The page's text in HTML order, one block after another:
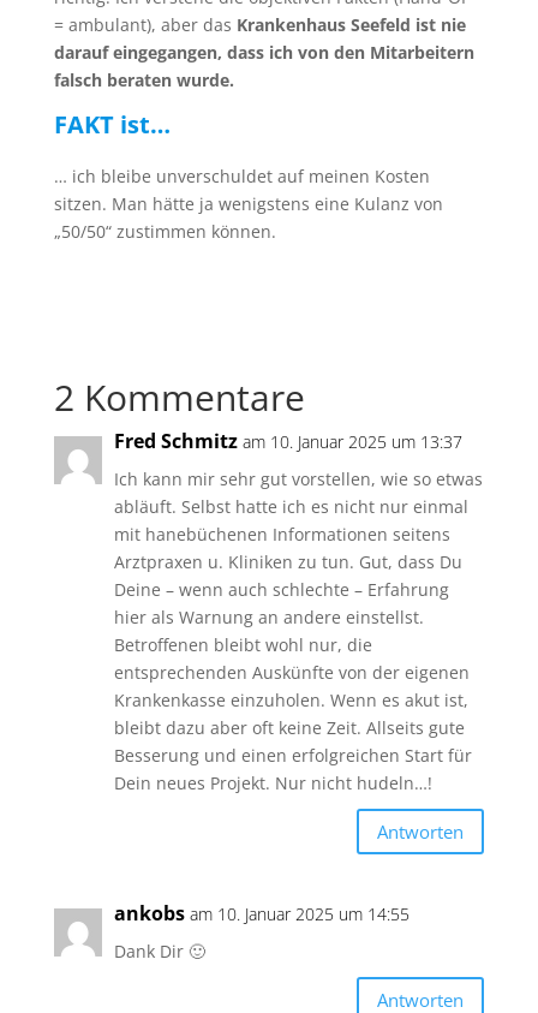
= ambulant), aber das Krankenhaus Seefeld ist nie
darauf eingegangen, dass ich von den Mitarbeitern
falsch beraten wurde.
FAKT ist…
… ich bleibe unverschuldet auf meinen Kosten
sitzen. Man hätte ja wenigstens eine Kulanz von
„50/50“ zustimmen können.
2 Kommentare
Fred Schmitz am 10. Januar 2025 um 13:37
Ich kann mir sehr gut vorstellen, wie so etwas
abläuft. Selbst hatte ich es nicht nur einmal
mit hanebüchenen Informationen seitens
Arztpraxen u. Kliniken zu tun. Gut, dass Du
Deine – wenn auch schlechte – Erfahrung
hier als Warnung an andere einstellst.
Betroffenen bleibt wohl nur, die
entsprechenden Auskünfte von der eigenen
Krankenkasse einzuholen. Wenn es akut ist,
bleibt dazu aber oft keine Zeit. Allseits gute
Besserung und einen erfolgreichen Start für
Dein neues Projekt. Nur nicht hudeln…!
Antworten
ankobs am 10. Januar 2025 um 14:55
Dank Dir 🙂
Antworten